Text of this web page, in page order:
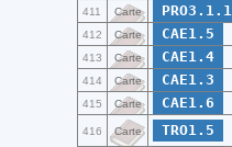
411 Carte PRO3.1.1
412 Carte CAE1.5
413 Carte CAE1.4
414 Carte CAE1.3
415 Carte CAE1.6
416 Carte TRO1.5